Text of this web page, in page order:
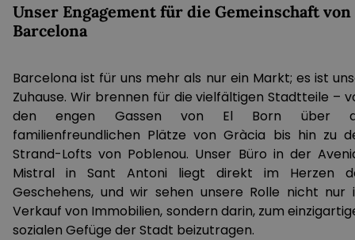
Unser Engagement für die Gemeinschaft von
Barcelona
Barcelona ist für uns mehr als nur ein Markt; es ist
Zuhause. Wir brennen für die vielfältigen Stadtteile –
den engen Gassen von El Born über
familienfreundlichen Plätze von Gràcia bis hin zu
Strand-Lofts von Poblenou. Unser Büro in der
Mistral in Sant Antoni liegt direkt im Herzen
Geschehens, und wir sehen unsere Rolle nicht nur
Verkauf von Immobilien, sondern darin, zum
sozialen Gefüge der Stadt beizutragen.